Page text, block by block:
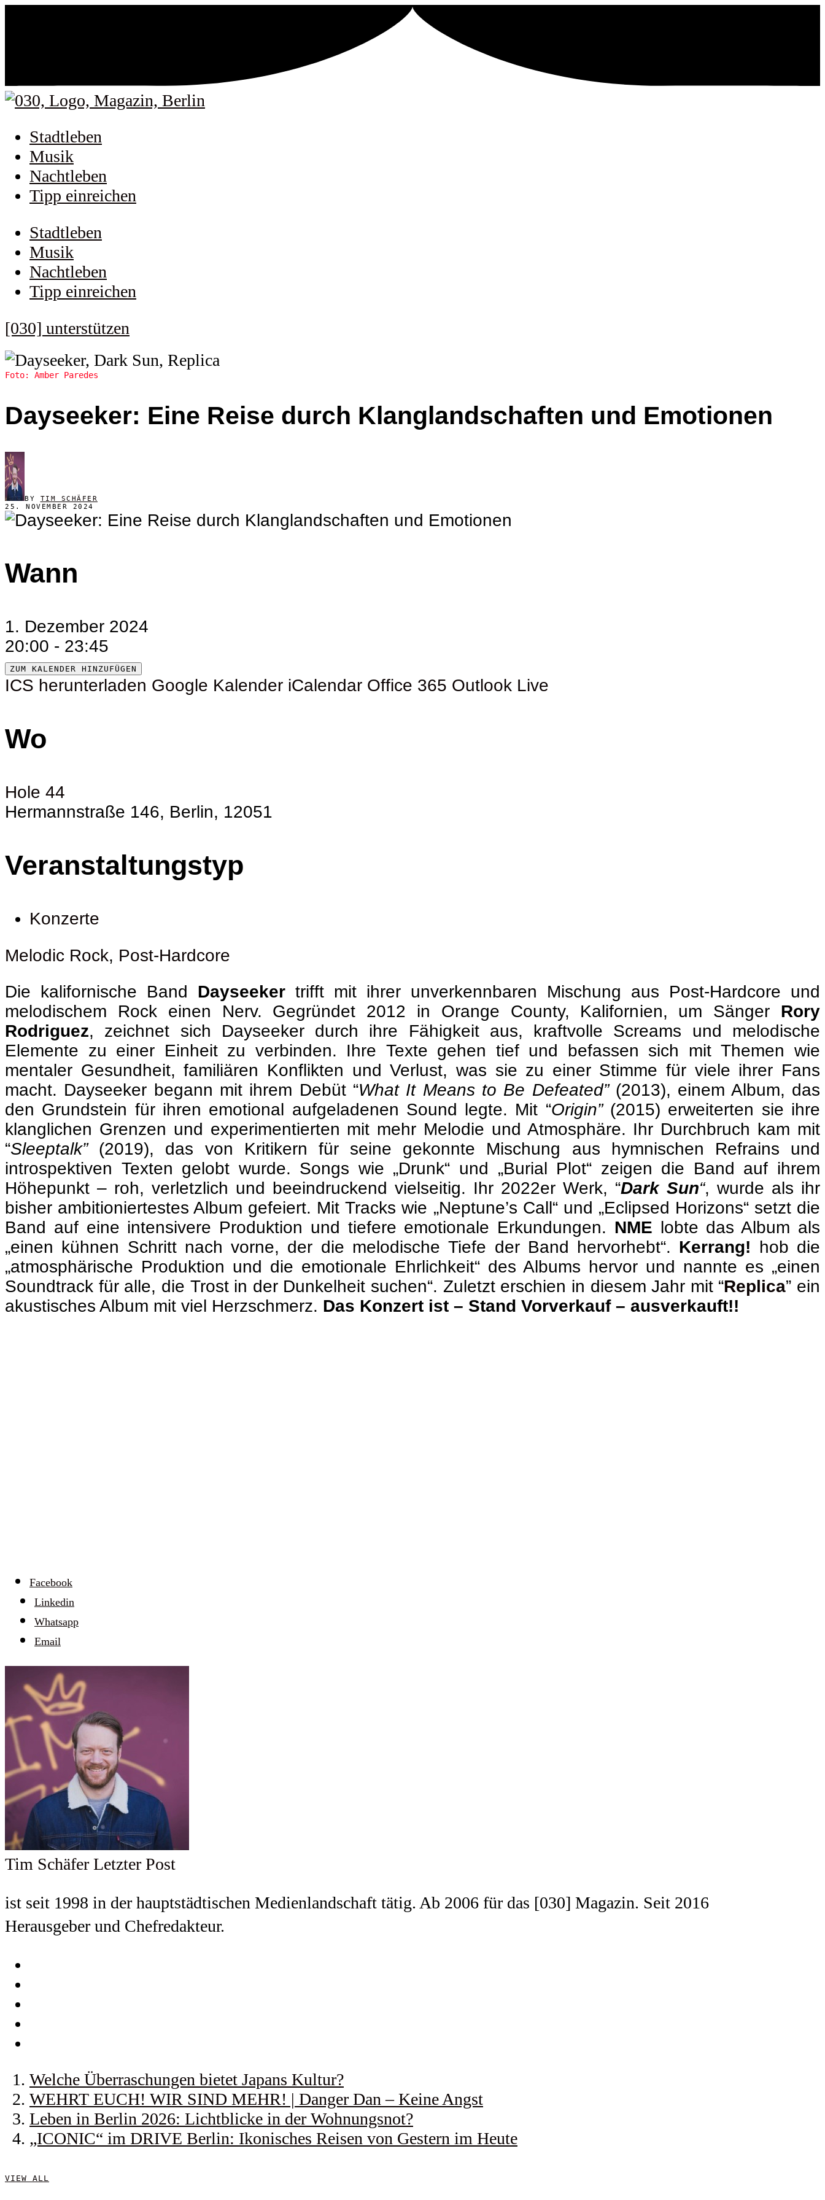
Stadtleben
Musik
Nachtleben
Tipp einreichen
Stadtleben
Musik
Nachtleben
Tipp einreichen
[030] unterstützen
Foto: Amber Paredes
Dayseeker: Eine Reise durch Klanglandschaften und Emotionen
BY TIM SCHÄFER
25. NOVEMBER 2024
Wann
1. Dezember 2024
20:00 - 23:45
ZUM KALENDER HINZUFÜGEN
ICS herunterladen Google Kalender iCalendar Office 365 Outlook Live
Wo
Hole 44
Hermannstraße 146, Berlin, 12051
Veranstaltungstyp
Konzerte
Melodic Rock, Post-Hardcore
Die kalifornische Band Dayseeker trifft mit ihrer unverkennbaren Mischung aus Post-Hardcore und
melodischem Rock einen Nerv. Gegründet 2012 in Orange County, Kalifornien, um Sänger Rory
Rodriguez, zeichnet sich Dayseeker durch ihre Fähigkeit aus, kraftvolle Screams und melodische
Elemente zu einer Einheit zu verbinden. Ihre Texte gehen tief und befassen sich mit Themen wie
mentaler Gesundheit, familiären Konflikten und Verlust, was sie zu einer Stimme für viele ihrer Fans
macht. Dayseeker begann mit ihrem Debüt “What It Means to Be Defeated”(2013), einem Album, das
den Grundstein für ihren emotional aufgeladenen Sound legte. Mit “Origin”(2015) erweiterten sie ihre
klanglichen Grenzen und experimentierten mit mehr Melodie und Atmosphäre. Ihr Durchbruch kam mit
“Sleeptalk”(2019), das von Kritikern für seine gekonnte Mischung aus hymnischen Refrains und
introspektiven Texten gelobt wurde. Songs wie „Drunk“ und „Burial Plot“ zeigen die Band auf ihrem
Höhepunkt – roh, verletzlich und beeindruckend vielseitig. Ihr 2022er Werk, “Dark Sun“, wurde als ihr
bisher ambitioniertestes Album gefeiert. Mit Tracks wie „Neptune’s Call“ und „Eclipsed Horizons“ setzt die
Band auf eine intensivere Produktion und tiefere emotionale Erkundungen. NME lobte das Album als
„einen kühnen Schritt nach vorne, der die melodische Tiefe der Band hervorhebt“. Kerrang! hob die
„atmosphärische Produktion und die emotionale Ehrlichkeit“ des Albums hervor und nannte es „einen
Soundtrack für alle, die Trost in der Dunkelheit suchen“. Zuletzt erschien in diesem Jahr mit “Replica” ein
akustisches Album mit viel Herzschmerz. Das Konzert ist – Stand Vorverkauf – ausverkauft!!
Facebook
Linkedin
Whatsapp
Email
Tim Schäfer Letzter Post
ist seit 1998 in der hauptstädtischen Medienlandschaft tätig. Ab 2006 für das [030] Magazin. Seit 2016
Herausgeber und Chefredakteur.
Welche Überraschungen bietet Japans Kultur?
WEHRT EUCH! WIR SIND MEHR! | Danger Dan – Keine Angst
Leben in Berlin 2026: Lichtblicke in der Wohnungsnot?
„ICONIC“ im DRIVE Berlin: Ikonisches Reisen von Gestern im Heute
VIEW ALL